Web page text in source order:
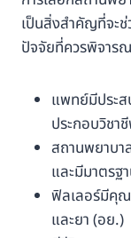
เป็นสิ่งสำคัญที่จะ
ปัจจัยที่ควรพิจาร
แพทย์มีประส
ประกอบวิช
สถานพยาบา
และมีมาตรฐ
ฟิลเลอร์มีคุณ
และยา (อย.)